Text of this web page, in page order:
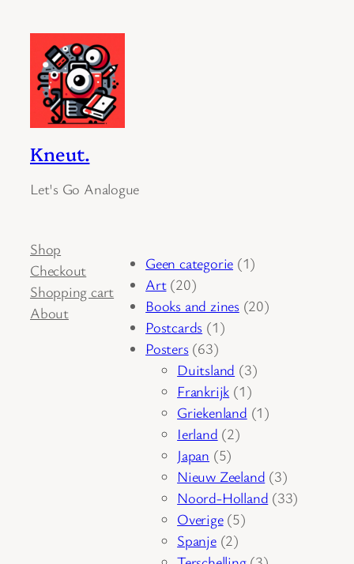
Kneut.
Let's Go Analogue
Shop
Checkout
Shopping cart
About
Geen categorie 11
Art 2020
producten
Books and zines 2020
Postcards 11
Posters 6363
producten
Duitsland 33
producten
Frankrijk 11
product
Griekenland 11
Ierland 22
Japan 55
producten
Nieuw Zeeland 33
producten
Noord-Holland 3333
Overige 55
Spanje 22